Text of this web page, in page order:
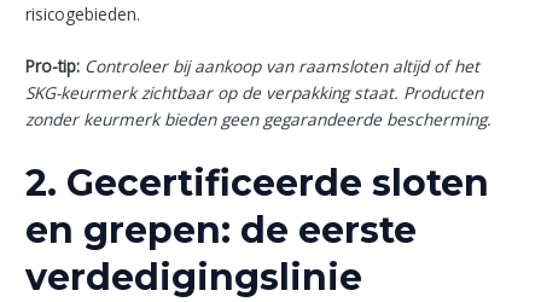
risicogebieden.
Pro-tip: Controleer bij aankoop van raamsloten altijd of het
SKG-keurmerk zichtbaar op de verpakking staat. Producten
zonder keurmerk bieden geen gegarandeerde bescherming.
2. Gecertificeerde sloten
en grepen: de eerste
verdedigingslinie